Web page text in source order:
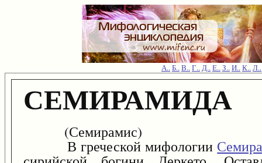
А..Б..В..Г..Д..Е..З..И..К..Л..
СЕМИРАМИДА
(Семирамис)
В греческой мифологии